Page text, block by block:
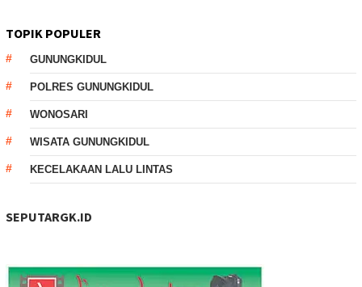
TOPIK POPULER
GUNUNGKIDUL
POLRES GUNUNGKIDUL
WONOSARI
WISATA GUNUNGKIDUL
KECELAKAAN LALU LINTAS
SEPUTARGK.ID